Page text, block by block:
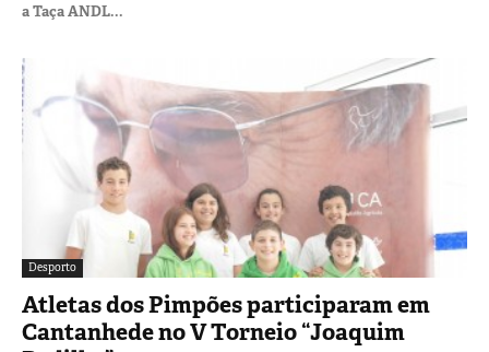
a Taça ANDL...
Desporto
Atletas dos Pimpões participaram em
Cantanhede no V Torneio “Joaquim